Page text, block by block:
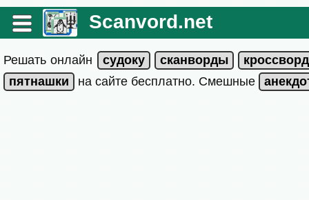
Scanvord.net
Решать онлайн
на сайте бесплатно. Смешные